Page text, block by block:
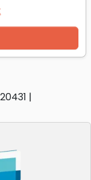
Europe
étude en